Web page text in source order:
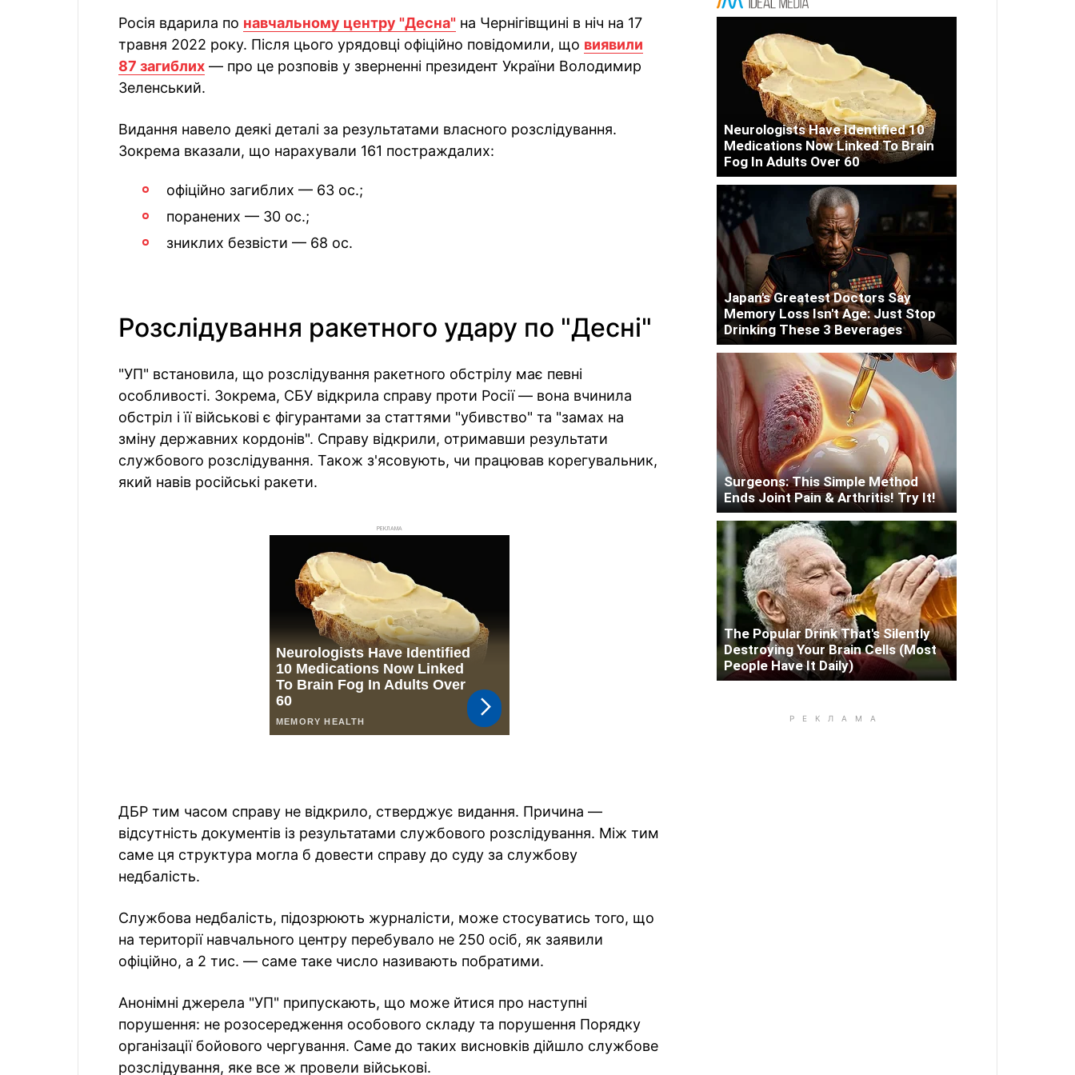
Росія вдарила по навчальному центру "Десна" на Чернігівщині в ніч на 17
травня 2022 року. Після цього урядовці офіційно повідомили, що виявили
87 загиблих — про це розповів у зверненні президент України Володимир
Зеленський.
Видання навело деякі деталі за результатами власного розслідування.
Зокрема вказали, що нарахували 161 постраждалих:
офіційно загиблих — 63 ос.;
поранених — 30 ос.;
зниклих безвісти — 68 ос.
Розслідування ракетного удару по "Десні"
"УП" встановила, що розслідування ракетного обстрілу має певні
особливості. Зокрема, СБУ відкрила справу проти Росії — вона вчинила
обстріл і її військові є фігурантами за статтями "убивство" та "замах на
зміну державних кордонів". Справу відкрили, отримавши результати
службового розслідування. Також з'ясовують, чи працював корегувальник,
який навів російські ракети.
РЕКЛАМА
ДБР тим часом справу не відкрило, стверджує видання. Причина —
відсутність документів із результатами службового розслідування. Між тим
саме ця структура могла б довести справу до суду за службову
недбалість.
Службова недбалість, підозрюють журналісти, може стосуватись того, що
на території навчального центру перебувало не 250 осіб, як заявили
офіційно, а 2 тис. — саме таке число називають побратими.
Анонімні джерела "УП" припускають, що може йтися про наступні
порушення: не розосередження особового складу та порушення Порядку
організації бойового чергування. Саме до таких висновків дійшло службове
розслідування, яке все ж провели військові.
Neurologists Have Identified 10
Medications Now Linked To Brain
Fog In Adults Over 60
Japan's Greatest Doctors Say
Memory Loss Isn't Age: Just Stop
Drinking These 3 Beverages
Surgeons: This Simple Method
Ends Joint Pain & Arthritis! Try It!
The Popular Drink That's Silently
Destroying Your Brain Cells (Most
People Have It Daily)